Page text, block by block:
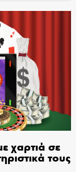
χαρτιά σε
τους